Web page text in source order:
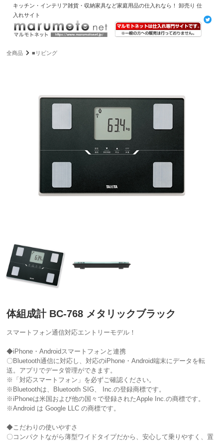
キッチン・インテリア雑貨・収納家具など家庭用品の仕入れなら！ 卸売り 仕
入れサイト
全商品 ■リビング
体組成計 BC-768 メタリックブラック
スマートフォン通信対応エントリーモデル！
◆iPhone・Androidスマートフォンと連携
〇Bluetooth通信に対応し、対応のiPhone・Android端末にデータを転
送。アプリでデータ管理ができます。
※「対応スマートフォン」を必ずご確認ください。
※Bluetoothは、Bluetooth SIG、 Inc.の登録商標です。
※iPhoneは米国および他の国々で登録されたApple Inc.の商標です。
※Android は Google LLC の商標です。
◆こだわりの使いやすさ
〇コンパクトながら薄型ワイドタイプだから、安心して乗りやすく、置